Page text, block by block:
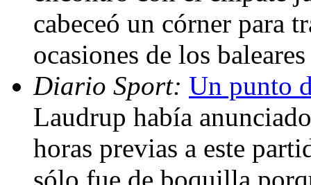
cabeceó un córner para
ocasiones de los
Diario Sport: Un punto
Laudrup había
horas previas a este
sólo fue de boquilla